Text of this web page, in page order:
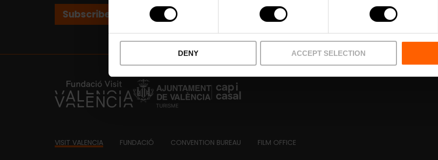
DENY ACCEPT SELECTION
Subscribe
https://fundacion.visitvalencia.com/
Footer
VISIT VALENCIA FUNDACIÓ CONVENTION BUREAU FILM OFFICE